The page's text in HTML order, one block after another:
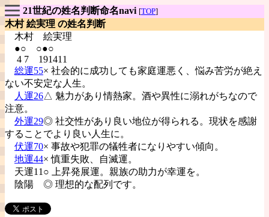
21世紀の姓名判断命名navi [TOP]
木村 絵実理 の姓名判断
木村 絵実理
●○ ○●○
4 7 191411
総運55× 社会的に成功しても家庭運悪く、悩み苦労が絶え
ない不安定な人生。
人運26△ 魅力があり情熱家。酒や異性に溺れがちなので
注意。
外運29◎ 社交性があり良い地位が得られる。現状を感謝
することでより良い人生に。
伏運70× 事故や犯罪の犠牲者になりやすい傾向。
地運44× 慎重失敗、自滅運。
天運11○ 上昇発展運。親族の助力が幸運を。
陰陽 ◎ 理想的な配列です。